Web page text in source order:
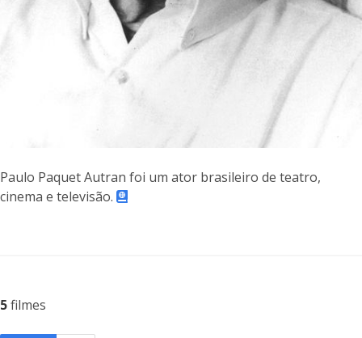
Paulo Paquet Autran foi um ator brasileiro de teatro,
cinema e televisão.
5filmes